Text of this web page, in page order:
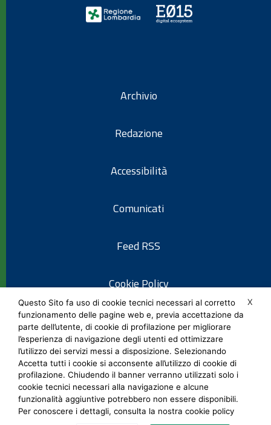
Archivio
Redazione
Accessibilità
Comunicati
Feed RSS
Cookie Policy
Informativa privacy
Note legali
Social Media Policy
X
Questo Sito fa uso di cookie tecnici necessari al corretto
funzionamento delle pagine web e, previa accettazione da
parte dell’utente, di cookie di profilazione per migliorare
l’esperienza di navigazione degli utenti ed ottimizzare
l’utilizzo dei servizi messi a disposizione. Selezionando
Accetta tutti i cookie si acconsente all’utilizzo di cookie di
profilazione. Chiudendo il banner verranno utilizzati solo i
cookie tecnici necessari alla navigazione e alcune
funzionalità aggiuntive potrebbero non essere disponibili.
Per conoscere i dettagli, consulta la nostra cookie policy